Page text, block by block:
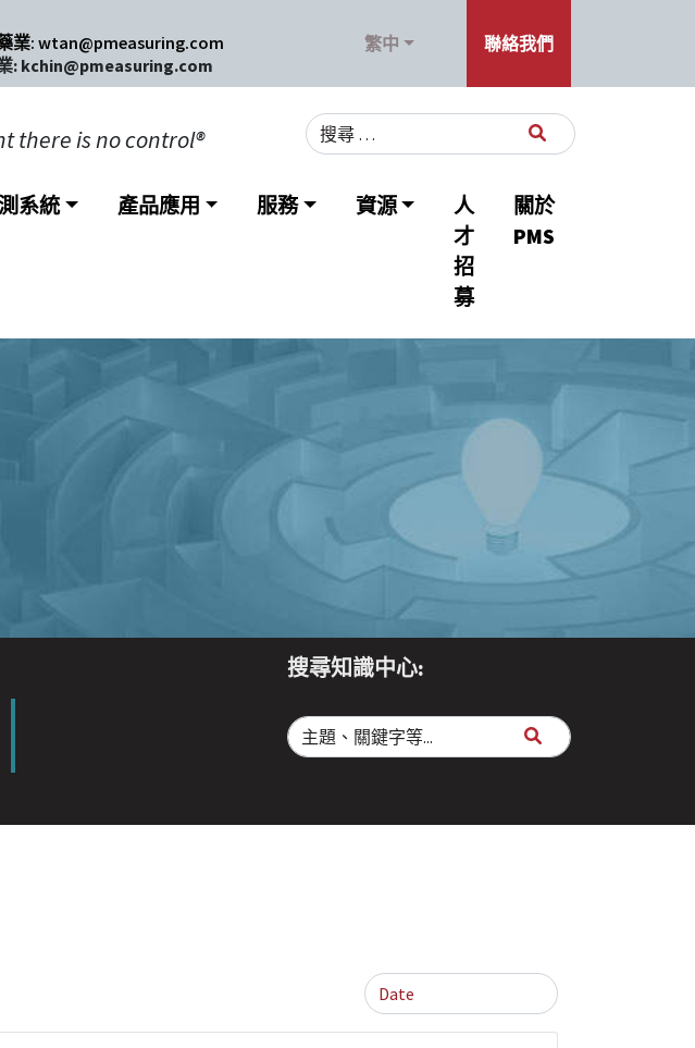
業: wtan@pmeasuring.com
: kchin@pmeasuring.com
繁中 聯絡我們
there is no control® Search for:
系統 產品應用 服務 資源
人
才
招
募
關於
PMS
搜尋知識中心: